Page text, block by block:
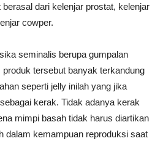
dari kelenjar prostat, kelenjar
cowper.
seminalis berupa gumpalan
tersebut banyak terkandung
seperti jelly inilah yang jika
kerak. Tidak adanya kerak
mimpi basah tidak harus diartikan
dalam kemampuan reproduksi saat